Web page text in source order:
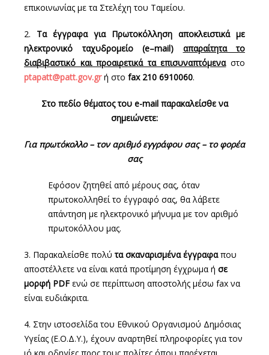
επικοινωνίας με τα Στελέχη του Ταμείου.
2. Τα έγγραφα για Πρωτοκόλληση αποκλειστικά με
ηλεκτρονικό ταχυδρομείο (e–mail)
απαραίτητα το
διαβιβαστικό και προαιρετικά τα επισυναπτόμεναστο
ptapatt@patt.gov.grή στο fax 210 6910060.
Στο πεδίο θέματος του e-mailπαρακαλείσθε να
σημειώνετε:
Για πρωτόκολλο – τον αριθμό εγγράφου σας – το φορέα
σας
Εφόσον ζητηθεί από μέρους σας, όταν
πρωτοκολληθεί το έγγραφό σας, θα λάβετε
απάντηση με ηλεκτρονικό μήνυμα με τον αριθμό
πρωτοκόλλου μας.
3. Παρακαλείσθε πολύτα σκαναρισμένα έγγραφαπου
αποστέλλετε να είναι κατά προτίμηση έγχρωμα ή σε
μορφή PDF ενώ σε περίπτωση αποστολής μέσω fax να
είναι ευδιάκριτα.
4. Στην ιστοσελίδα του Εθνικού Οργανισμού Δημόσιας
Υγείας (Ε.Ο.Δ.Υ.), έχουν αναρτηθεί πληροφορίες για τον